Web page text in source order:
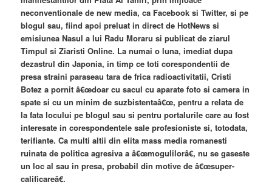
neconventionale de new media, ca Facebook si Twitter, si pe
blogul sau, fiind apoi preluat in direct de HotNews si
emisiunea Nasul a lui Radu Moraru si publicat de ziarul
Timpul si Ziaristi Online. La numai o luna, imediat dupa
dezastrul din Japonia, in timp ce toti corespondentii de
presa straini paraseau tara de frica radioactivitatii, Cristi
Botez a pornit â€œdoar cu sacul cu aparate foto si camera in
spate si cu un minim de suzbistentaâ€œ, pentru a relata de
la fata locului pe blogul sau si pentru portalurile care au fost
interesate in corespondentele sale profesioniste si, totodata,
terifiante. Ca multi altii din elita mass media romanesti
ruinata de politica agresiva a â€œmogulilorâ€, nu se gaseste
un loc al sau in presa, probabil din motive de â€œsuper-
calificareâ€.